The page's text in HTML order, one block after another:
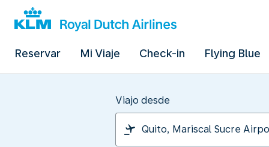
Reservar Mi Viaje Check-in Flying Blue
Viajo desde